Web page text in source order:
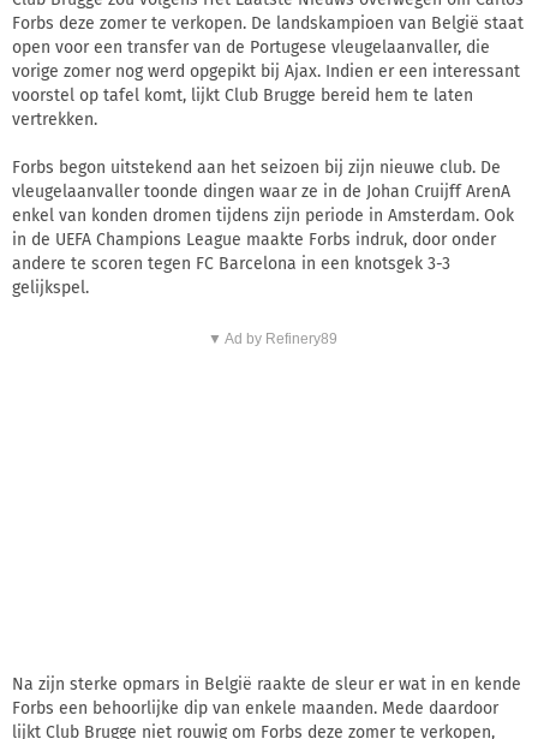
Forbs deze zomer te verkopen. De landskampioen van België staat
open voor een transfer van de Portugese vleugelaanvaller, die
vorige zomer nog werd opgepikt bij Ajax. Indien er een interessant
voorstel op tafel komt, lijkt Club Brugge bereid hem te laten
vertrekken.
Forbs begon uitstekend aan het seizoen bij zijn nieuwe club. De
vleugelaanvaller toonde dingen waar ze in de Johan Cruijff ArenA
enkel van konden dromen tijdens zijn periode in Amsterdam. Ook
in de UEFA Champions League maakte Forbs indruk, door onder
andere te scoren tegen FC Barcelona in een knotsgek 3-3
gelijkspel.
▼ Ad by Refinery89
Na zijn sterke opmars in België raakte de sleur er wat in en kende
Forbs een behoorlijke dip van enkele maanden. Mede daardoor
lijkt Club Brugge niet rouwig om Forbs deze zomer te verkopen,